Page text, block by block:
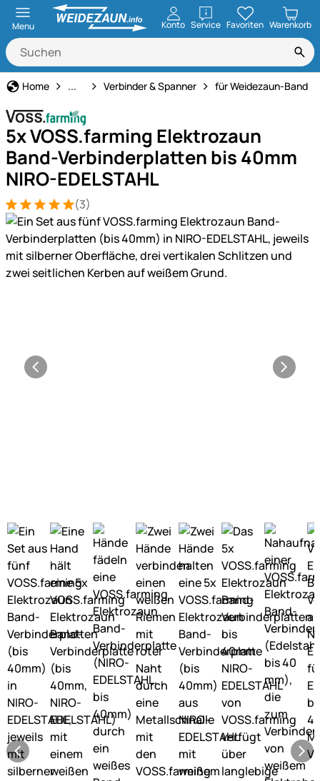
Menu Konto ServiceöffnenFavoriten Warenkorb
Home Weidezaun
... Verbinder & Spanner für Weidezaun-Band
5x VOSS.farming Elektrozaun
Band-Verbinderplatten bis 40mm
NIRO-EDELSTAHL
Bewertung: 5 von 5 (3 Bewertungen)
3 Bewertungen
(3)
Produktgalerie